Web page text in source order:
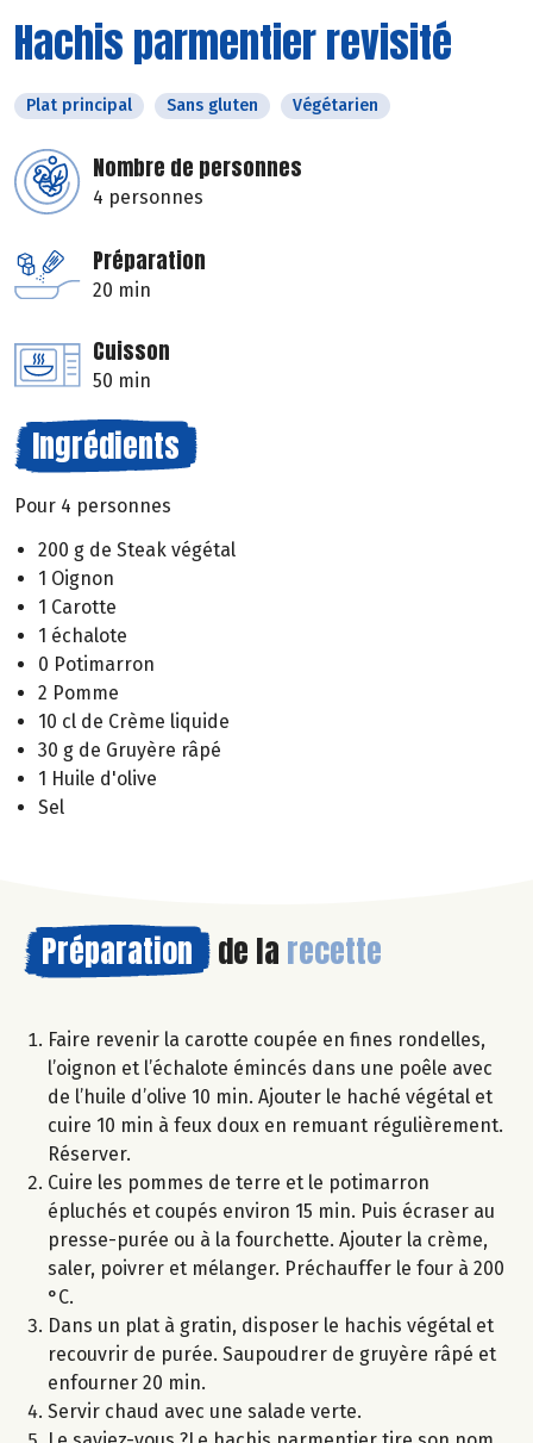
Hachis parmentier revisité
Plat principal Sans gluten Végétarien
Nombre de personnes
4 personnes
Préparation
20 min
Cuisson
50 min
Ingrédients
Pour 4 personnes
200 g de Steak végétal
1 Oignon
1 Carotte
1 échalote
0 Potimarron
2 Pomme
10 cl de Crème liquide
30 g de Gruyère râpé
1 Huile d'olive
Sel
Préparation de la recette
Faire revenir la carotte coupée en fines rondelles,
l’oignon et l’échalote émincés dans une poêle avec
de l’huile d’olive 10 min. Ajouter le haché végétal et
cuire 10 min à feux doux en remuant régulièrement.
Réserver.
Cuire les pommes de terre et le potimarron
épluchés et coupés environ 15 min. Puis écraser au
presse-purée ou à la fourchette. Ajouter la crème,
saler, poivrer et mélanger. Préchauffer le four à 200
°C.
Dans un plat à gratin, disposer le hachis végétal et
recouvrir de purée. Saupoudrer de gruyère râpé et
enfourner 20 min.
Servir chaud avec une salade verte.